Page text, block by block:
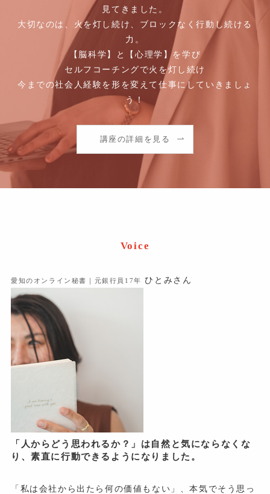
見てきました。
大切なのは、火を灯し続け、ブロックなく行動し続ける
力。
【脳科学】と【心理学】を学び
セルフコーチングで火を灯し続け
今までの社会人経験を形を変えて仕事にしていきましょ
う！
講座の詳細を見る
Voice
愛知のオンライン秘書｜元銀行員17年 ひとみさん
「人からどう思われるか？」は自然と気にならなくな
り、素直に行動できるようになりました。
「私は会社から出たら何の価値もない」、本気でそう思っ